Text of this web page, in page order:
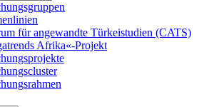
für angewandte Türkeistudien (CATS)
Afrika«-Projekt